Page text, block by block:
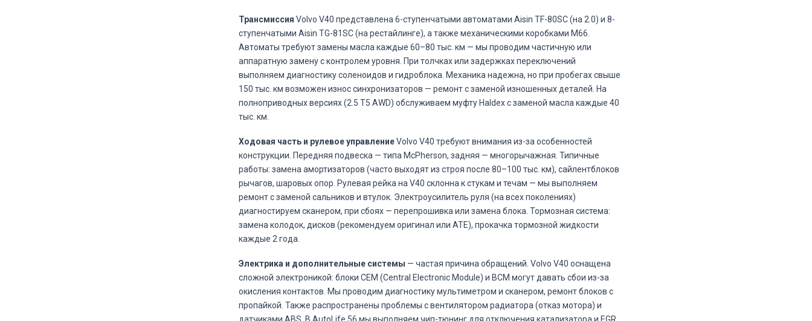
Трансмиссия Volvo V40 представлена 6-ступенчатыми автоматами Aisin TF-80SC (на 2.0) и 8-
ступенчатыми Aisin TG-81SC (на рестайлинге), а также механическими коробками M66.
Автоматы требуют замены масла каждые 60–80 тыс. км — мы проводим частичную или
аппаратную замену с контролем уровня. При толчках или задержках переключений
выполняем диагностику соленоидов и гидроблока. Механика надежна, но при пробегах свыше
150 тыс. км возможен износ синхронизаторов — ремонт с заменой изношенных деталей. На
полноприводных версиях (2.5 T5 AWD) обслуживаем муфту Haldex с заменой масла каждые 40
тыс. км.
Ходовая часть и рулевое управлениеVolvo V40 требуют внимания из-за особенностей
конструкции. Передняя подвеска — типа McPherson, задняя — многорычажная. Типичные
работы: замена амортизаторов (часто выходят из строя после 80–100 тыс. км), сайлентблоков
рычагов, шаровых опор. Рулевая рейка на V40 склонна к стукам и течам — мы выполняем
ремонт с заменой сальников и втулок. Электроусилитель руля (на всех поколениях)
диагностируем сканером, при сбоях — перепрошивка или замена блока. Тормозная система:
замена колодок, дисков (рекомендуем оригинал или ATE), прокачка тормозной жидкости
каждые 2 года.
Электрика и дополнительные системы — частая причина обращений. Volvo V40 оснащена
сложной электроникой: блоки CEM (Central Electronic Module) и BCM могут давать сбои из-за
окисления контактов. Мы проводим диагностику мультиметром и сканером, ремонт блоков с
пропайкой. Также распространены проблемы с вентилятором радиатора (отказ мотора) и